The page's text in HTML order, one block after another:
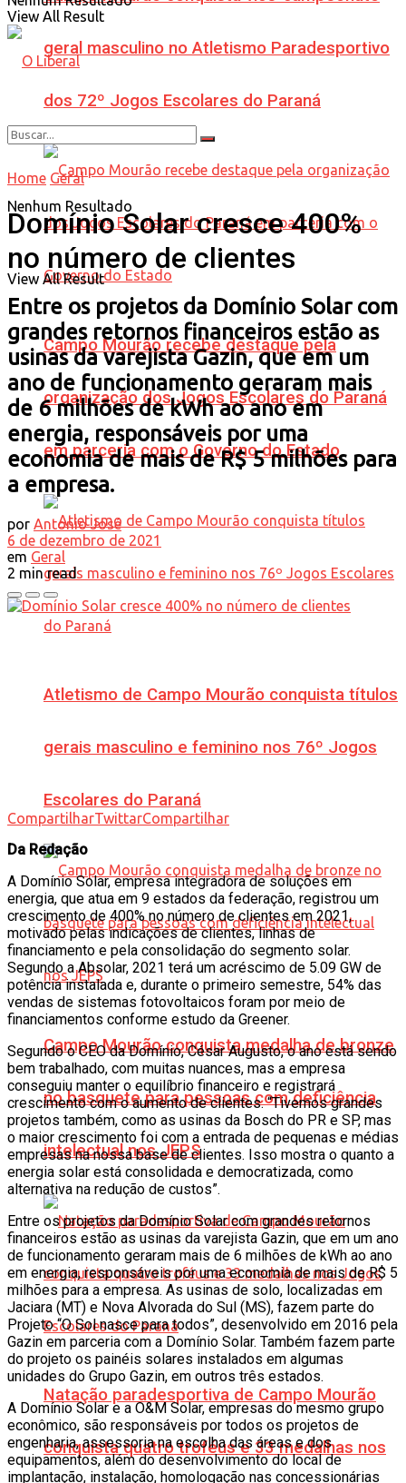
geral masculino no Atletismo Paradesportivo
dos 72º Jogos Escolares do Paraná
Campo Mourão recebe destaque pela
organização dos Jogos Escolares do Paraná
em parceria com o Governo do Estado
Atletismo de Campo Mourão conquista títulos
gerais masculino e feminino nos 76º Jogos
Escolares do Paraná
Campo Mourão conquista medalha de bronze
no basquete para pessoas com deficiência
intelectual nos JEPS
Natação paradesportiva de Campo Mourão
conquista quatro troféus e 33 medalhas nos
View All Result
Nenhum Resultado
View All Result
Home Geral
Domínio Solar cresce 400%
no número de clientes
Entre os projetos da Domínio Solar com
grandes retornos financeiros estão as
usinas da varejista Gazin, que em um
ano de funcionamento geraram mais
de 6 milhões de kWh ao ano em
energia, responsáveis por uma
economia de mais de R$ 5 milhões para
a empresa.
por Antonio José
6 de dezembro de 2021
em Geral
2 min read
CompartilharTwittarCompartilhar
Da Redação
A Domínio Solar, empresa integradora de soluções em
energia, que atua em 9 estados da federação, registrou um
crescimento de 400% no número de clientes em 2021,
motivado pelas indicações de clientes, linhas de
financiamento e pela consolidação do segmento solar.
Segundo a Absolar, 2021 terá um acréscimo de 5.09 GW de
potência instalada e, durante o primeiro semestre, 54% das
vendas de sistemas fotovoltaicos foram por meio de
financiamentos conforme estudo da Greener.
Segundo o CEO da Domínio, César Augusto, o ano está sendo
bem trabalhado, com muitas nuances, mas a empresa
conseguiu manter o equilíbrio financeiro e registrará
crescimento com o aumento de clientes. “Tivemos grandes
projetos também, como as usinas da Bosch do PR e SP, mas
o maior crescimento foi com a entrada de pequenas e médias
empresas na nossa base de clientes. Isso mostra o quanto a
energia solar está consolidada e democratizada, como
alternativa na redução de custos”.
Entre os projetos da Domínio Solar com grandes retornos
financeiros estão as usinas da varejista Gazin, que em um ano
de funcionamento geraram mais de 6 milhões de kWh ao ano
em energia, responsáveis por uma economia de mais de R$ 5
milhões para a empresa. As usinas de solo, localizadas em
Jaciara (MT) e Nova Alvorada do Sul (MS), fazem parte do
Projeto “O Sol nasce para todos”, desenvolvido em 2016 pela
Gazin em parceria com a Domínio Solar. Também fazem parte
do projeto os painéis solares instalados em algumas
unidades do Grupo Gazin, em outros três estados.
A Domínio Solar e a O&M Solar, empresas do mesmo grupo
econômico, são responsáveis por todos os projetos de
engenharia, assessoria na escolha das áreas e dos
equipamentos, além do desenvolvimento do local de
implantação, instalação, homologação nas concessionárias